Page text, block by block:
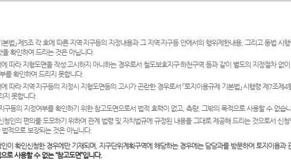
본법」 제5조 각 호에 따른 지역·지구등의 지정내용과 그 지역·지구등 안에서의 행위제한내용, 그리고 동법
을 확인하여 드리는 것은 아닙니다.
에 따라 지형도면을 작성·고시하지 아니하는 경우로서 철도보호지구·하천구역 등과 같이 별도의 지정절차
를 확인하여 드리지 못합니다.
에 따라 지역·지구등의 지정시 지형도면등의 고시가 곤란한 경우로서 「토지이용규제 기본법」 시행령 제7조
지 못합니다.
구등의 지정여부를 확인하기 위한 참고도면으로서 법적 효력이 없고, 측량, 그밖의 목적으로 사용할 수 없습
청인의 편의를 도모하기 위하여 관계 법령 및 자치법규에 규정된 내용을 그대로 제공해 드리는 것으로서 신
적으로 보장되는 것은 아닙니다.
이 확인신청한 경우에만 기재되며, 지구단위계획구역에 해당하는 경우에는 담당과를 방문하여 토지이용과
로 사용할 수 없는 “참고도면”입니다.